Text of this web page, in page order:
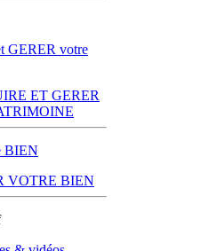
GERER votre
ET GERER
BIEN
VOTRE BIEN